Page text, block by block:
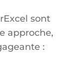
sont
approche,
: